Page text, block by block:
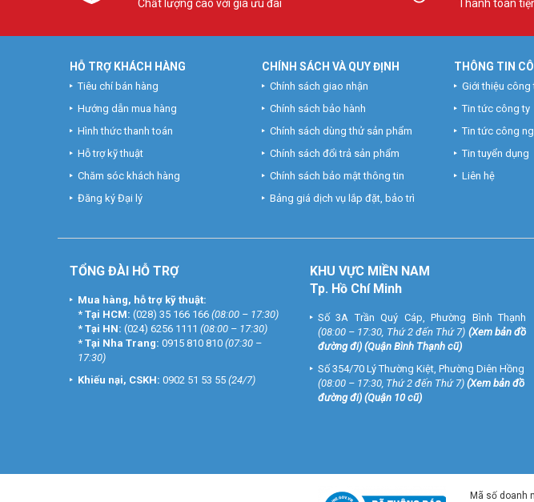
Chất lượng cao với giá ưu đãi
Thanh toán
HỖ TRỢ KHÁCH HÀNG
Tiêu chí bán hàng
Hướng dẫn mua hàng
Hình thức thanh toán
Hỗ trợ kỹ thuật
Chăm sóc khách hàng
Đăng ký Đại lý
CHÍNH SÁCH VÀ QUY ĐỊNH
Chính sách giao nhận
Chính sách bảo hành
Chính sách dùng thử sản phẩm
Chính sách đổi trả sản phẩm
Chính sách bảo mật thông tin
Bảng giá dịch vụ lắp đặt, bảo trì
THÔNG TIN
Giới thiệu công
Tin tức công ty
Tin tức công
Tin tuyển dụng
Liên hệ
TỔNG ĐÀI HỖ TRỢ
Mua hàng, hỗ trợ kỹ thuật:
* Tại HCM: (028) 35 166 166 (08:00 – 17:30)
* Tại HN: (024) 6256 1111 (08:00 – 17:30)
* Tại Nha Trang: 0915 810 810 (07:30 –
17:30)
Khiếu nại, CSKH: 0902 51 53 55 (24/7)
KHU VỰC MIỀN NAM
Tp. Hồ Chí Minh
Số 3A Trần Quý Cáp, Phường Bình Thạnh
(08:00 – 17:30, Thứ 2 đến Thứ 7) (Xem bản đồ
đường đi) (Quận Bình Thạnh cũ)
Số 354/70 Lý Thường Kiệt, Phường Diên Hồng
(08:00 – 17:30, Thứ 2 đến Thứ 7) (Xem bản đồ
đường đi) (Quận 10 cũ)
Mã số doanh